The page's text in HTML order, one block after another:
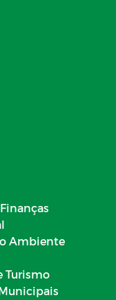
Ambiente
Turismo